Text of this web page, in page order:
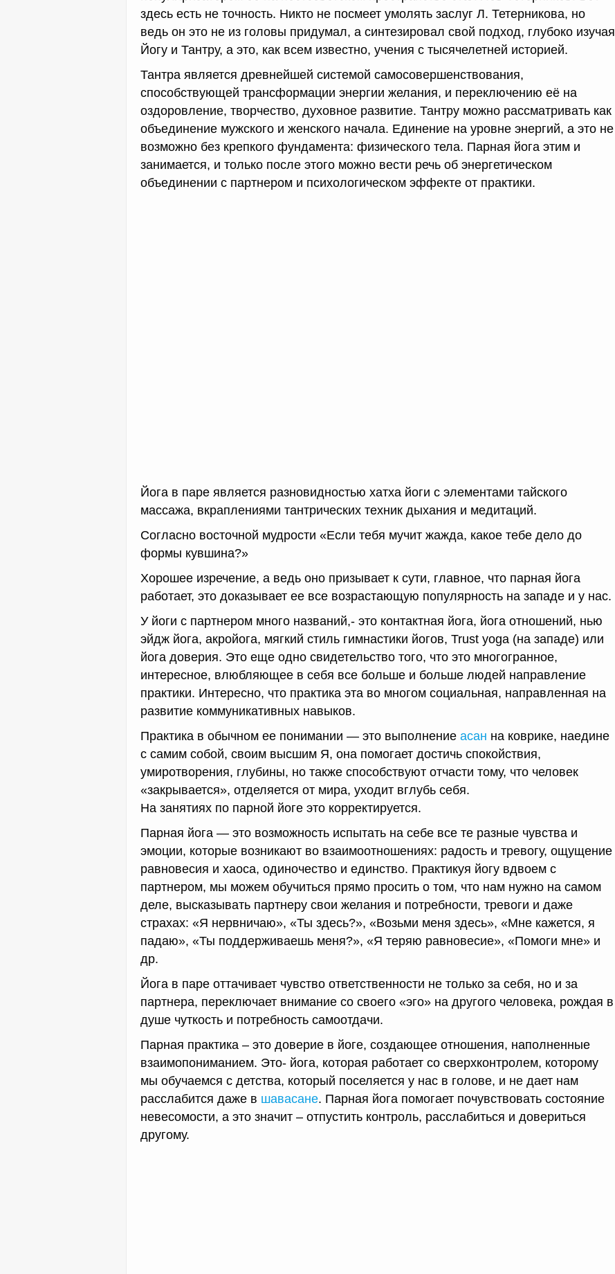
здесь есть не точность. Никто не посмеет умолять заслуг Л. Тетерникова, но
ведь он это не из головы придумал, а синтезировал свой подход, глубоко изучая
Йогу и Тантру, а это, как всем известно, учения с тысячелетней историей.
Тантра является древнейшей системой самосовершенствования,
способствующей трансформации энергии желания, и переключению её на
оздоровление, творчество, духовное развитие. Тантру можно рассматривать как
объединение мужского и женского начала. Единение на уровне энергий, а это не
возможно без крепкого фундамента: физического тела. Парная йога этим и
занимается, и только после этого можно вести речь об энергетическом
объединении с партнером и психологическом эффекте от практики.
Йога в паре является разновидностью хатха йоги с элементами тайского
массажа, вкраплениями тантрических техник дыхания и медитаций.
Согласно восточной мудрости «Если тебя мучит жажда, какое тебе дело до
формы кувшина?»
Хорошее изречение, а ведь оно призывает к сути, главное, что парная йога
работает, это доказывает ее все возрастающую популярность на западе и у нас.
У йоги с партнером много названий,- это контактная йога, йога отношений, нью
эйдж йога, акройога, мягкий стиль гимнастики йогов, Trust yoga (на западе) или
йога доверия. Это еще одно свидетельство того, что это многогранное,
интересное, влюбляющее в себя все больше и больше людей направление
практики. Интересно, что практика эта во многом социальная, направленная на
развитие коммуникативных навыков.
Практика в обычном ее понимании — это выполнение асан на коврике, наедине
с самим собой, своим высшим Я, она помогает достичь спокойствия,
умиротворения, глубины, но также способствуют отчасти тому, что человек
«закрывается», отделяется от мира, уходит вглубь себя.
На занятиях по парной йоге это корректируется.
Парная йога — это возможность испытать на себе все те разные чувства и
эмоции, которые возникают во взаимоотношениях: радость и тревогу, ощущение
равновесия и хаоса, одиночество и единство. Практикуя йогу вдвоем с
партнером, мы можем обучиться прямо просить о том, что нам нужно на самом
деле, высказывать партнеру свои желания и потребности, тревоги и даже
страхах: «Я нервничаю», «Ты здесь?», «Возьми меня здесь», «Мне кажется, я
падаю», «Ты поддерживаешь меня?», «Я теряю равновесие», «Помоги мне» и
др.
Йога в паре оттачивает чувство ответственности не только за себя, но и за
партнера, переключает внимание со своего «эго» на другого человека, рождая в
душе чуткость и потребность самоотдачи.
Парная практика – это доверие в йоге, создающее отношения, наполненные
взаимопониманием. Это- йога, которая работает со сверхконтролем, которому
мы обучаемся с детства, который поселяется у нас в голове, и не дает нам
расслабится даже в шавасане. Парная йога помогает почувствовать состояние
невесомости, а это значит – отпустить контроль, расслабиться и довериться
другому.